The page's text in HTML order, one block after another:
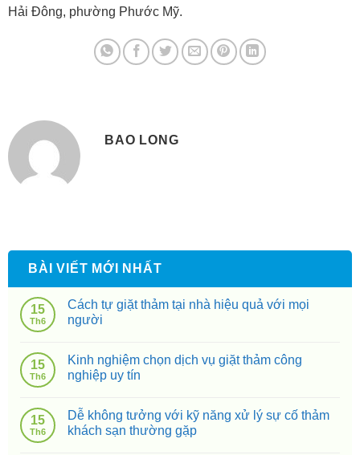
Hải Đông, phường Phước Mỹ.
BAO LONG
BÀI VIẾT MỚI NHẤT
15
Th6
Cách tự giặt thảm tại nhà hiệu quả với mọi
người
15
Th6
Kinh nghiệm chọn dịch vụ giặt thảm công
nghiệp uy tín
15
Th6
Dễ không tưởng với kỹ năng xử lý sự cố thảm
khách sạn thường gặp